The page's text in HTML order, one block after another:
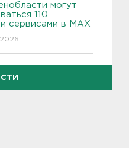
могут
110
сервисами в МАХ
выписали из